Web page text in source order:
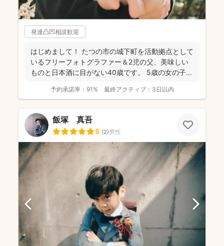
発達凸凹相談歓迎
はじめまして！ たつの市の城下町を活動拠点として
いるフリーフォトグラファー＆2児の父、美味しい
ものと日本酒に目がない40歳です。 5歳の女の子、
予約承諾率： 91% 最終アクティブ： 3日以内
飯塚 真吾
5 (2)男性